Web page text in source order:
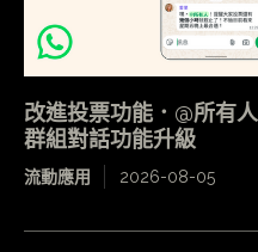
改進投票功能．@所
群組對話功能升級
流動應用 2026-08-05